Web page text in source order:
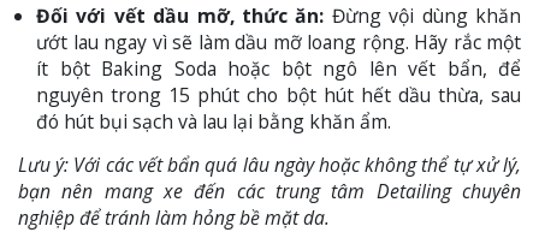
Đối với vết dầu mỡ, thức ăn: Đừng vội dùng khăn
ướt lau ngay vì sẽ làm dầu mỡ loang rộng. Hãy rắc một
ít bột Baking Soda hoặc bột ngô lên vết bẩn, để
nguyên trong 15 phút cho bột hút hết dầu thừa, sau
đó hút bụi sạch và lau lại bằng khăn ẩm.
Lưu ý: Với các vết bẩn quá lâu ngày hoặc không thể tự xử lý,
bạn nên mang xe đến các trung tâm Detailing chuyên
nghiệp để tránh làm hỏng bề mặt da.